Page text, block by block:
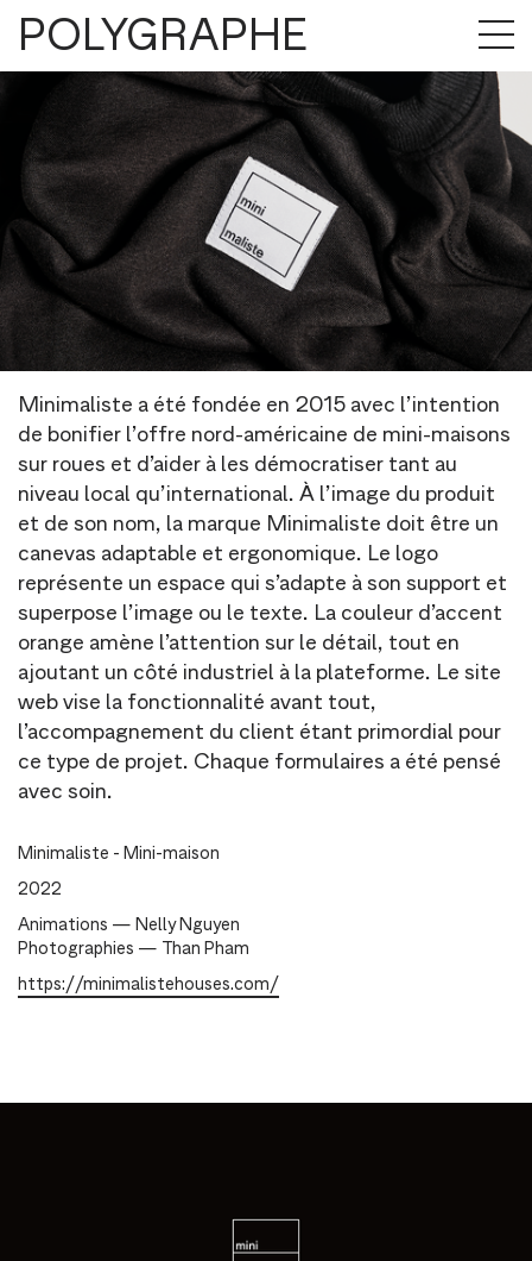
POLYGRAPHE
Minimaliste a été fondée en 2015 avec l’intention
de bonifier l’offre nord-américaine de mini-maisons
sur roues et d’aider à les démocratiser tant au
niveau local qu’international. À l’image du produit
et de son nom, la marque Minimaliste doit être un
canevas adaptable et ergonomique. Le logo
représente un espace qui s’adapte à son support et
superpose l’image ou le texte. La couleur d’accent
orange amène l’attention sur le détail, tout en
ajoutant un côté industriel à la plateforme. Le site
web vise la fonctionnalité avant tout,
l’accompagnement du client étant primordial pour
ce type de projet. Chaque formulaires a été pensé
avec soin.
Minimaliste - Mini-maison
2022
Animations — Nelly Nguyen
Photographies — Than Pham
https://minimalistehouses.com/